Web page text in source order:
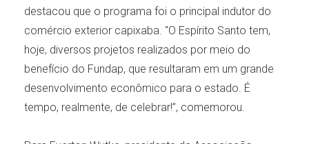
destacou que o programa foi o principal indutor do
comércio exterior capixaba. "O Espírito Santo tem,
hoje, diversos projetos realizados por meio do
benefício do Fundap, que resultaram em um grande
desenvolvimento econômico para o estado. É
tempo, realmente, de celebrar!”, comemorou.